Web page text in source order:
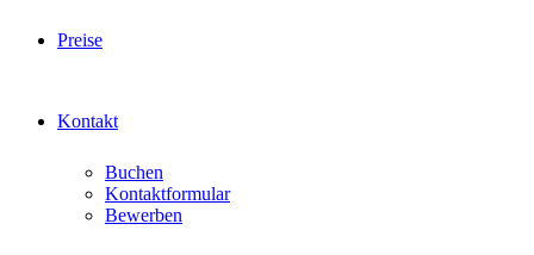
Preise
Kontakt
Buchen
Kontaktformular
Bewerben